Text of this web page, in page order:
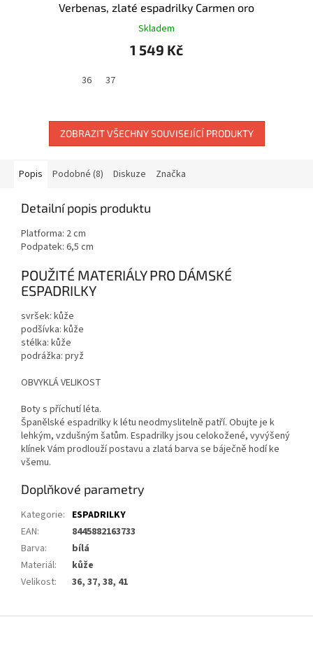
Verbenas, zlaté espadrilky Carmen oro
Skladem
1 549 Kč
36 37
ZOBRAZIT VŠECHNY SOUVISEJÍCÍ PRODUKTY
Popis Podobné (8) Diskuze Značka
Detailní popis produktu
Platforma: 2 cm
Podpatek: 6,5 cm
POUŽITÉ MATERIÁLY PRO DÁMSKÉ
ESPADRILKY
svršek: kůže
podšívka: kůže
stélka: kůže
podrážka: pryž
OBVYKLÁ VELIKOST
Boty s příchutí léta.
Španělské espadrilky k létu neodmyslitelně patří. Obujte je k
lehkým, vzdušným šatům. Espadrilky jsou celokožené, vyvýšený
klínek Vám prodlouží postavu a zlatá barva se báječně hodí ke
všemu.
Doplňkové parametry
Kategorie: ESPADRILKY
EAN:
8445882163733
Barva:
bílá
Materiál:
kůže
Velikost: 36, 37, 38, 41